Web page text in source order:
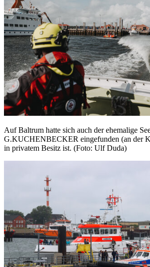
Auf Baltrum hatte sich auch der ehemalige
G.KUCHENBECKER eingefunden (an der
in privatem Besitz ist. (Foto: Ulf Duda)